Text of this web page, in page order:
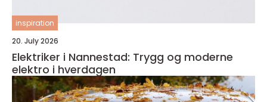
inspiration
20. July 2026
Elektriker i Nannestad: Trygg og moderne
elektro i hverdagen